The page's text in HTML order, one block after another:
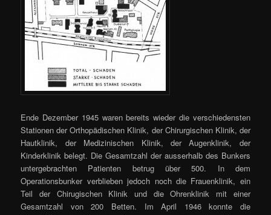
Ende Dezember 1945 waren bereits wieder die verschiedensten
Stationen der Orthopädischen Klinik, der Chirurgischen Klinik, der
Hautklinik, der Medizinischen Klinik, der Augenklinik, der
Kinderklinik belegt. Die Gesamtzahl der ausserhalb des Bunkers
untergebrachten Patienten betrug über 500. In dem
Operationsbunker verblieben jedoch noch die Frauenklinik, ein
Teil der Chirugischen Klinik und die Ohrenklinik mit einer
Gesamtzahl von 200 Betten. Im April 1946 konnte die